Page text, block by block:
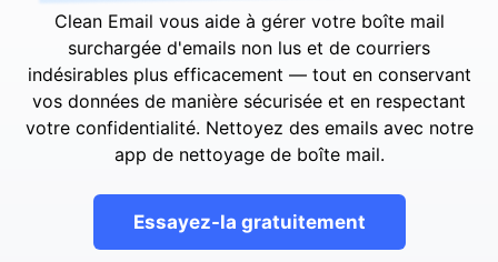
Clean Email vous aide à gérer votre boîte mail
surchargée d'emails non lus et de courriers
indésirables plus efficacement — tout en conservant
vos données de manière sécurisée et en respectant
votre confidentialité. Nettoyez des emails avec notre
app de nettoyage de boîte mail.
Essayez-la gratuitement